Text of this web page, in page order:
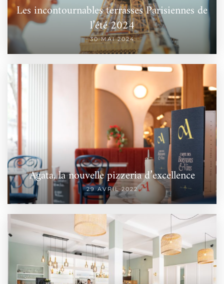
Les incontournables terrasses Parisiennes de
l’été 2024
30 MAI 2024
Agata, la nouvelle pizzeria d’excellence
29 AVRIL 2022